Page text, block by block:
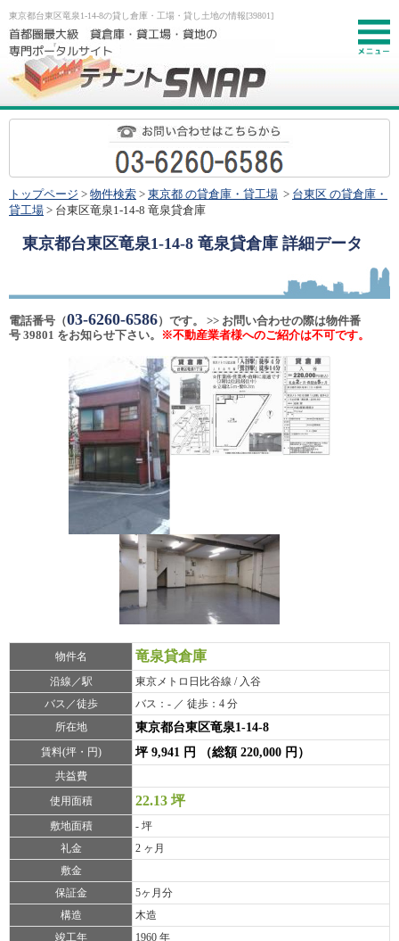
東京都台東区竜泉1-14-8の貸し倉庫・工場・貸し土地の情報[39801]
トップページ > 物件検索 > 東京都 の貸倉庫・貸工場 > 台東区 の貸倉庫・
貸工場 > 台東区竜泉1-14-8 竜泉貸倉庫
東京都台東区竜泉1-14-8 竜泉貸倉庫 詳細データ
電話番号（03-6260-6586）です。 >> お問い合わせの際は物件番
号 39801 をお知らせ下さい。
※不動産業者様へのご紹介は不可です。
物件名 竜泉貸倉庫
沿線／駅
東京メトロ日比谷線 / 入谷
バス／徒歩
バス：- ／ 徒歩：4 分
所在地
東京都台東区竜泉1-14-8
賃料(坪・円) 坪 9,941 円 （総額 220,000 円）
共益費
使用面積
22.13 坪
敷地面積
- 坪
礼金
2 ヶ月
敷金
保証金
5ヶ月分
構造
木造
竣工年
1960 年